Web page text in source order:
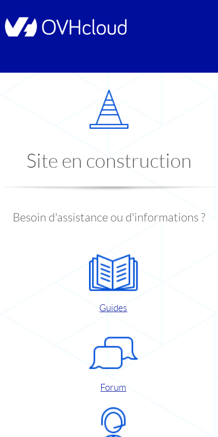
Site en construction
Besoin d'assistance ou d'informations ?
Guides
Forum